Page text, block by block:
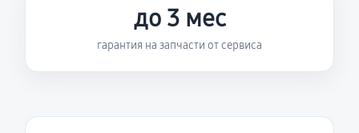
до 3 мес
гарантия на запчасти от сервиса